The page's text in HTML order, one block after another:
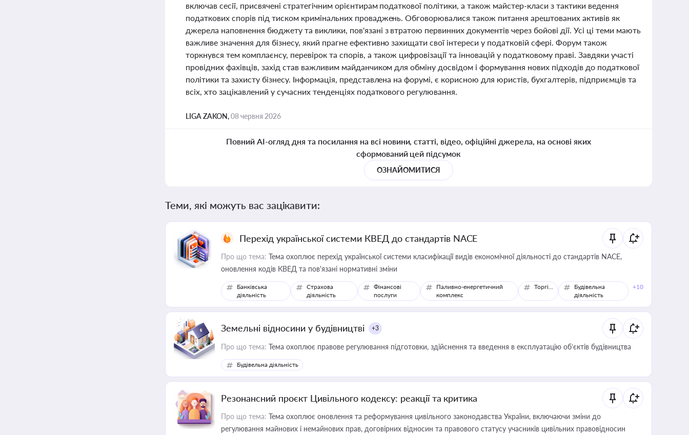
включав сесії, присвячені стратегічним орієнтирам податкової політики, а також майстер-класи з тактики ведення
податкових спорів під тиском кримінальних проваджень. Обговорювалися також питання арештованих активів як
джерела наповнення бюджету та виклики, пов'язані з втратою первинних документів через бойові дії. Усі ці теми мають
важливе значення для бізнесу, який прагне ефективно захищати свої інтереси у податковій сфері. Форум також
торкнувся тем комплаєнсу, перевірок та спорів, а також цифровізації та інновацій у податковому праві. Завдяки участі
провідних фахівців, захід став важливим майданчиком для обміну досвідом і формування нових підходів до податкової
політики та захисту бізнесу. Інформація, представлена на форумі, є корисною для юристів, бухгалтерів, підприємців та
всіх, хто зацікавлений у сучасних тенденціях податкового регулювання.
LIGA ZAKON,08 червня 2026
Повний AI-огляд дня та посилання на всі новини, статті, відео, офіційні джерела, на основі яких
сформований цей підсумок
ОЗНАЙОМИТИСЯ
Теми, які можуть вас зацікавити:
Перехід української системи КВЕД до стандартів NACE
Про що тема: Тема охоплює перехід української системи класифікації видів економічної діяльності до стандартів NACE,
оновлення кодів КВЕД та пов'язані нормативні зміни
Банківська
діяльність
Страхова
діяльність
Фінансові
послуги
Паливно-енергетичний
комплекс
Торгівля
Будівельна
діяльність
+10
Земельні відносини у будівництві +3
Про що тема: Тема охоплює правове регулювання підготовки, здійснення та введення в експлуатацію об’єктів будівництва
Будівельна діяльність
Резонансний проєкт Цивільного кодексу: реакції та критика
Про що тема: Тема охоплює оновлення та реформування цивільного законодавства України, включаючи зміни до
регулювання майнових і немайнових прав, договірних відносин та правового статусу учасників цивільних правовідносин